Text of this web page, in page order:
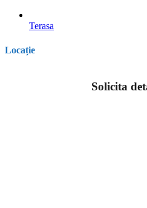
Terasa
Locație
Solicita